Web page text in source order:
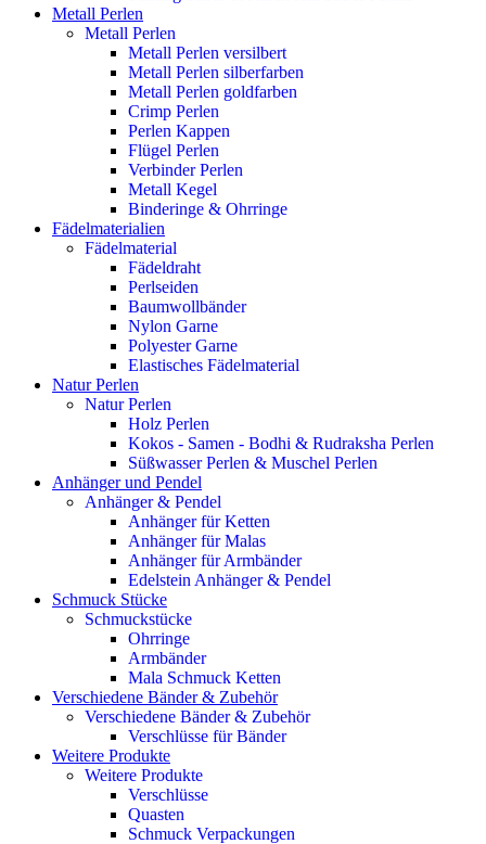
Metall Perlen
Metall Perlen
Metall Perlen versilbert
Metall Perlen silberfarben
Metall Perlen goldfarben
Crimp Perlen
Perlen Kappen
Flügel Perlen
Verbinder Perlen
Metall Kegel
Binderinge & Ohrringe
Fädelmaterialien
Fädelmaterial
Fädeldraht
Perlseiden
Baumwollbänder
Nylon Garne
Polyester Garne
Elastisches Fädelmaterial
Natur Perlen
Natur Perlen
Holz Perlen
Kokos - Samen - Bodhi & Rudraksha Perlen
Süßwasser Perlen & Muschel Perlen
Anhänger und Pendel
Anhänger & Pendel
Anhänger für Ketten
Anhänger für Malas
Anhänger für Armbänder
Edelstein Anhänger & Pendel
Schmuck Stücke
Schmuckstücke
Ohrringe
Armbänder
Mala Schmuck Ketten
Verschiedene Bänder & Zubehör
Verschiedene Bänder & Zubehör
Verschlüsse für Bänder
Weitere Produkte
Weitere Produkte
Verschlüsse
Quasten
Schmuck Verpackungen